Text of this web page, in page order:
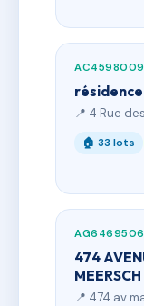
AC4598009
résidence
📍 4 Rue
🏠 33 lots
AG6469506
474
MEERSCH
📍 474 av